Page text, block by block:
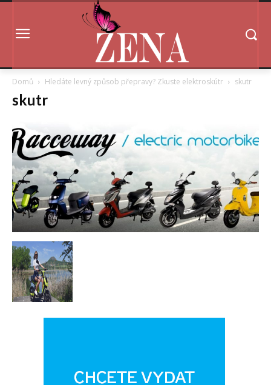
Domů Hledáte levný způsob přepravy? Zkuste elektroskútr skutr
skutr